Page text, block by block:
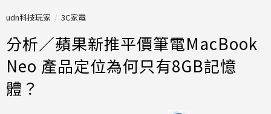
udn科技玩家 3C家電
分析／蘋果新推平價筆電MacBook
Neo 產品定位為何只有8GB記憶
體？